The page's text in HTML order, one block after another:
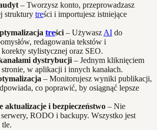
– Tworzysz konto, przeprowadzasz
struktury treści i importujesz istniejące
treści – Używasz AI do
redagowania tekstów i
stylistycznej oraz SEO.
dystrybucji – Jednym kliknięciem
w aplikacji i innych kanałach.
– Monitorujesz wyniki publikacji,
co poprawić, by osiągnąć lepsze
aktualizacje i bezpieczeństwo – Nie
RODO i backupy. Wszystko jest